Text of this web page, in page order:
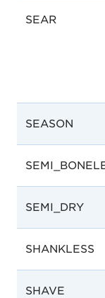
SEAR
SEASON
SEMI_DRY
SHANKLESS
SHAVE